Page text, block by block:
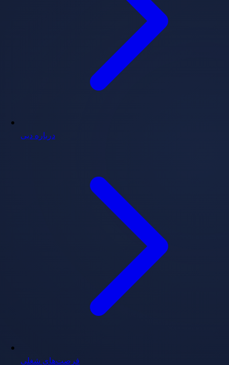
درباره دبی
فرصت‌های شغلی